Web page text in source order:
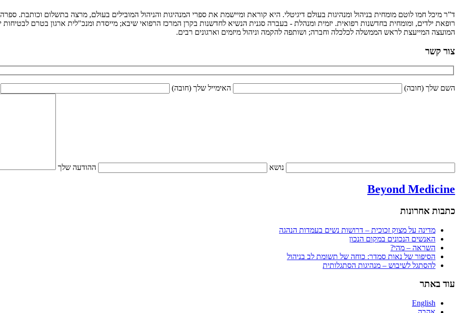
ד”ר מיכל חמו לוטם מומחית בניהול ומנהיגות בעולם דיגיטלי. היא קוראת ומיישמת את ספרי המנהיגות והניהול המובילים בעולם, מרצה בתשלום וכותבת.
רופאת ילדים, ומומחית בחדשנות רפואית. יזמית ומנהלת - בעברה סגנית הנשיא לחדשנות בקרן המרכז הרפואי שיבא; מייסדת ומנכ"לית ארגון בטרם לבטיחות
המועצה המייעצת לראש הממשלה לכלכלה וחברה; ושותפה להקמה וניהול מיזמים וארגונים רבים.
צור קשר
השם שלך (חובה) האימייל שלך (חובה)
נושא ההודעה שלך
Beyond Medicine
כתבות אחרונות
מדינה על מצוק זכוכית – דרושות נשים בעמדות הנהגה
האנשים הנכונים במקום הנכון
השראה – מהי?
הסיפור של נאות סמדר: כוחה של תשומת לב בניהול
להסתגל לשיבוש – מנהיגות הסתגלותית
עוד באתר
English